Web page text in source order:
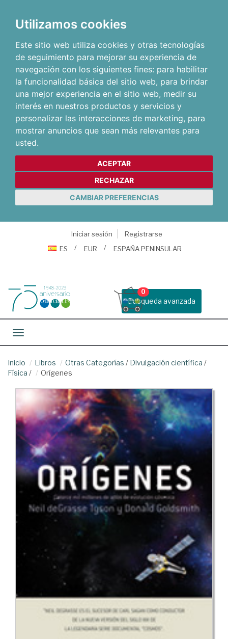
Utilizamos cookies
Este sitio web utiliza cookies y otras tecnologías
de seguimiento para mejorar su experiencia de
navegación con los siguientes fines: para habilitar
la funcionalidad básica del sitio web, para brindar
una mejor experiencia en el sitio web, medir su
interés en nuestros productos y servicios y
personalizar las interacciones de marketing, para
mostrar anuncios que sean más relevantes para
usted.
ACEPTAR
RECHAZAR
CAMBIAR PREFERENCIAS
Iniciar sesión
Registrarse
ES
EUR ESPAÑA PENINSULAR
Busqueda avanzada
0
Toggle navigation
Inicio Libros Otras Categorías / Divulgación científica /
Física / Orígenes